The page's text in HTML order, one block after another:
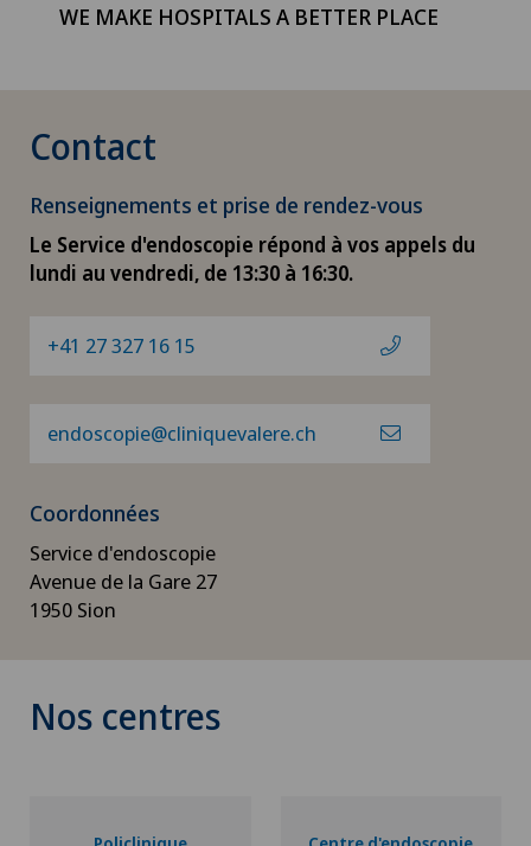
WE MAKE HOSPITALS A BETTER PLACE
Contact
Renseignements et prise de rendez-vous
Le Service d'endoscopie répond à vos appels du
lundi au vendredi, de 13:30 à 16:30.
+41 27 327 16 15
endoscopie@cliniquevalere.ch
Coordonnées
Service d'endoscopie
Avenue de la Gare 27
1950 Sion
Nos centres